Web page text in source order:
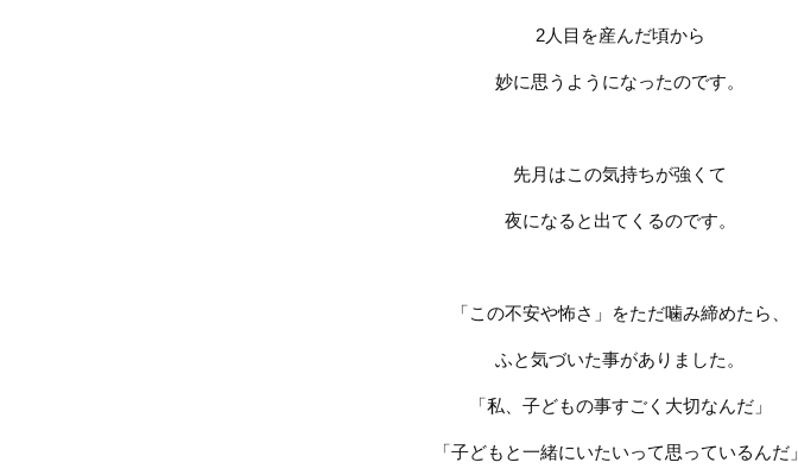
2人目を産んだ頃から
妙に思うようになったのです。
先月はこの気持ちが強くて
夜になると出てくるのです。
「この不安や怖さ」をただ噛み締めたら、
ふと気づいた事がありました。
「私、子どもの事すごく大切なんだ」
「子どもと一緒にいたいって思っているんだ」